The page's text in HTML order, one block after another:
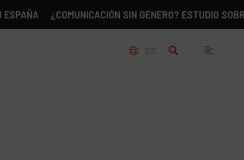
¿COMUNICACIÓN SIN GÉNERO? ESTUDIO SOBRE LA